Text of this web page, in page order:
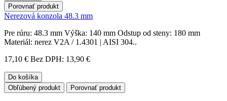
Porovnať produkt
Nerezová konzola 48.3 mm
Pre rúru: 48.3 mm Výška: 140 mm Odstup od steny: 180 mm
Materiál: nerez V2A / 1.4301 | AISI 304..
17,10 € Bez DPH: 13,90 €
Do košíka
Obľúbený produkt
Porovnať produkt